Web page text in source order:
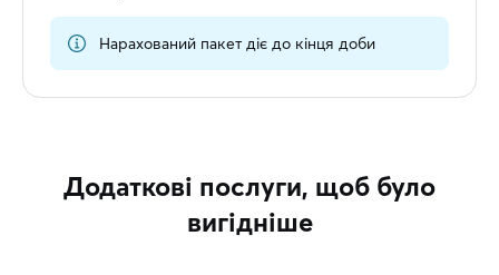
Нарахований пакет діє до кінця доби
Додаткові послуги, щоб було
вигідніше